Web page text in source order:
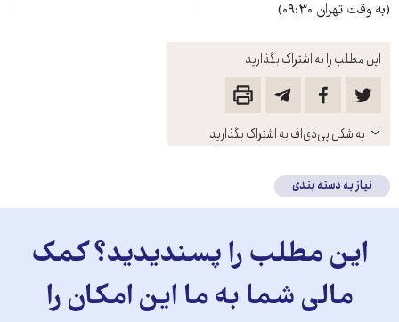
این مطلب را به اشتراک بگذارید
باز
کنید
به شکل پی‌دی‌اف به اشتراک بگذارید
(به وقت تهران ۰۹:۳۰)
نیاز به دسته بندی
این مطلب را پسندیدید؟ کمک
مالی شما به ما این امکان را